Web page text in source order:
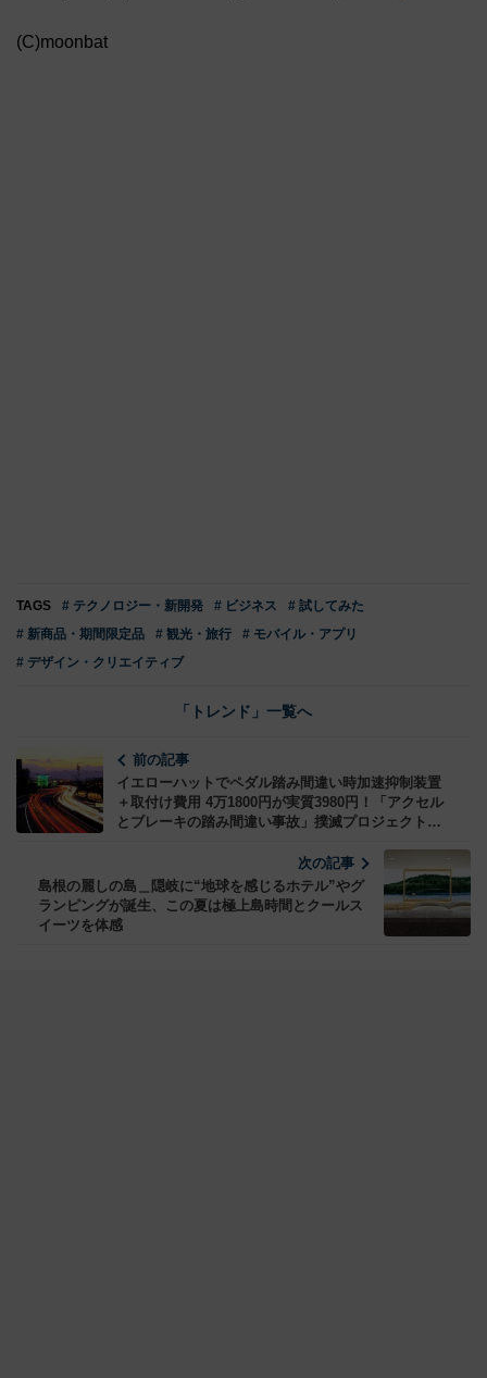
(C)moonbat
TAGS # テクノロジー・新開発 # ビジネス
# 試してみた
# 新商品・期間限定品
# 観光・旅行
# モバイル・アプリ
# デザイン・クリエイティブ
「トレンド」一覧へ
前の記事
イエローハットでペダル踏み間違い時加速抑制装置
＋取付け費用 4万1800円が実質3980円！「アクセル
とブレーキの踏み間違い事故」撲滅プロジェクト始
次の記事
島根の麗しの島＿隠岐に“地球を感じるホテル”やグ
ランピングが誕生、この夏は極上島時間とクールス
イーツを体感